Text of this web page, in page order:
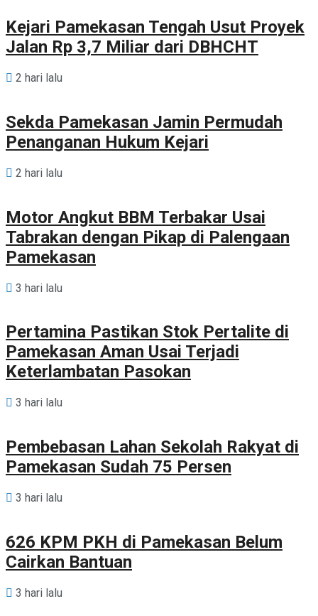
Kejari Pamekasan Tengah Usut Proyek
Jalan Rp 3,7 Miliar dari DBHCHT
2 hari lalu
Sekda Pamekasan Jamin Permudah
Penanganan Hukum Kejari
2 hari lalu
Motor Angkut BBM Terbakar Usai
Tabrakan dengan Pikap di Palengaan
Pamekasan
3 hari lalu
Pertamina Pastikan Stok Pertalite di
Pamekasan Aman Usai Terjadi
Keterlambatan Pasokan
3 hari lalu
Pembebasan Lahan Sekolah Rakyat di
Pamekasan Sudah 75 Persen
3 hari lalu
626 KPM PKH di Pamekasan Belum
Cairkan Bantuan
3 hari lalu